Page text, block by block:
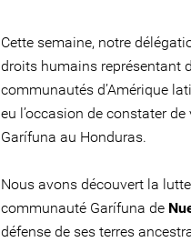
Cette semaine, notre
droits humains représentant
communautés d’Amérique
eu l’occasion de constater
Garífuna au Honduras.
Nous avons découvert la
communauté Garífuna de
défense de ses terres